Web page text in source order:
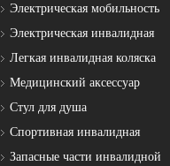
Электрическая мобильность
Электрическая инвалидная
Легкая инвалидная коляска
Медицинский аксессуар
Стул для душа
Спортивная инвалидная
Запасные части инвалидной